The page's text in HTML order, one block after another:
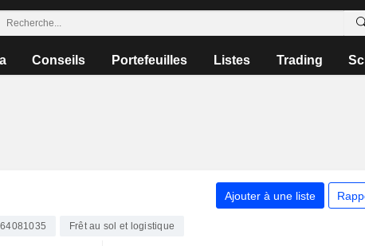
Conseils Portefeuilles Listes Trading
Ajouter à une liste
Frêt au sol et logistique